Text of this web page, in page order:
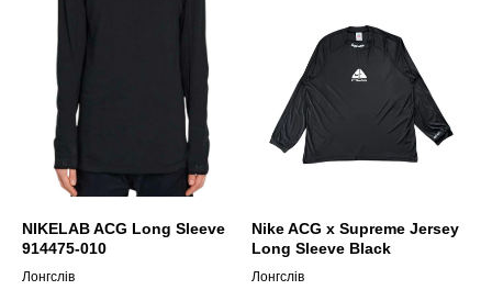
NIKELAB ACG Long Sleeve
914475-010
Лонгслів
Nike ACG x Supreme Jersey
Long Sleeve Black
Лонгслів